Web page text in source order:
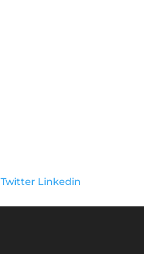
Twitter Linkedin